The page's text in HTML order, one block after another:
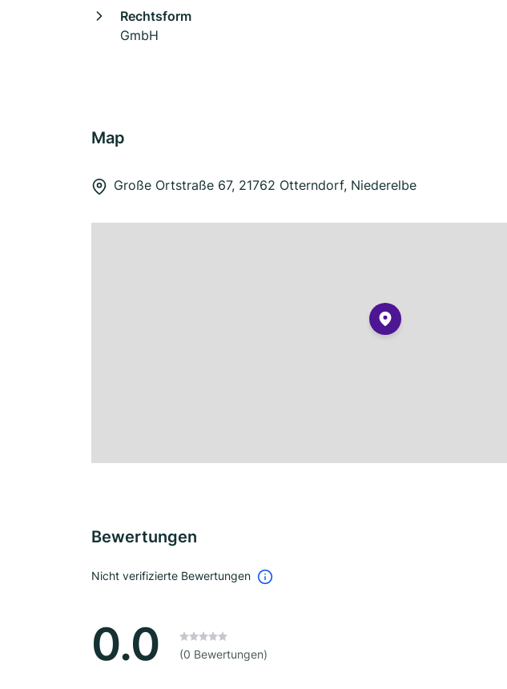
Rechtsform
GmbH
Map
Große Ortstraße 67, 21762 Otterndorf, Niederelbe
Bewertungen
Nicht verifizierte Bewertungen
0.0 (0 Bewertungen)